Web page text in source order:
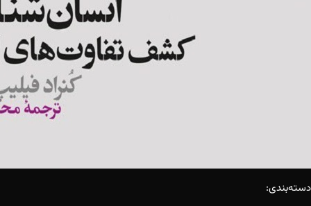
دسته‌بندی: